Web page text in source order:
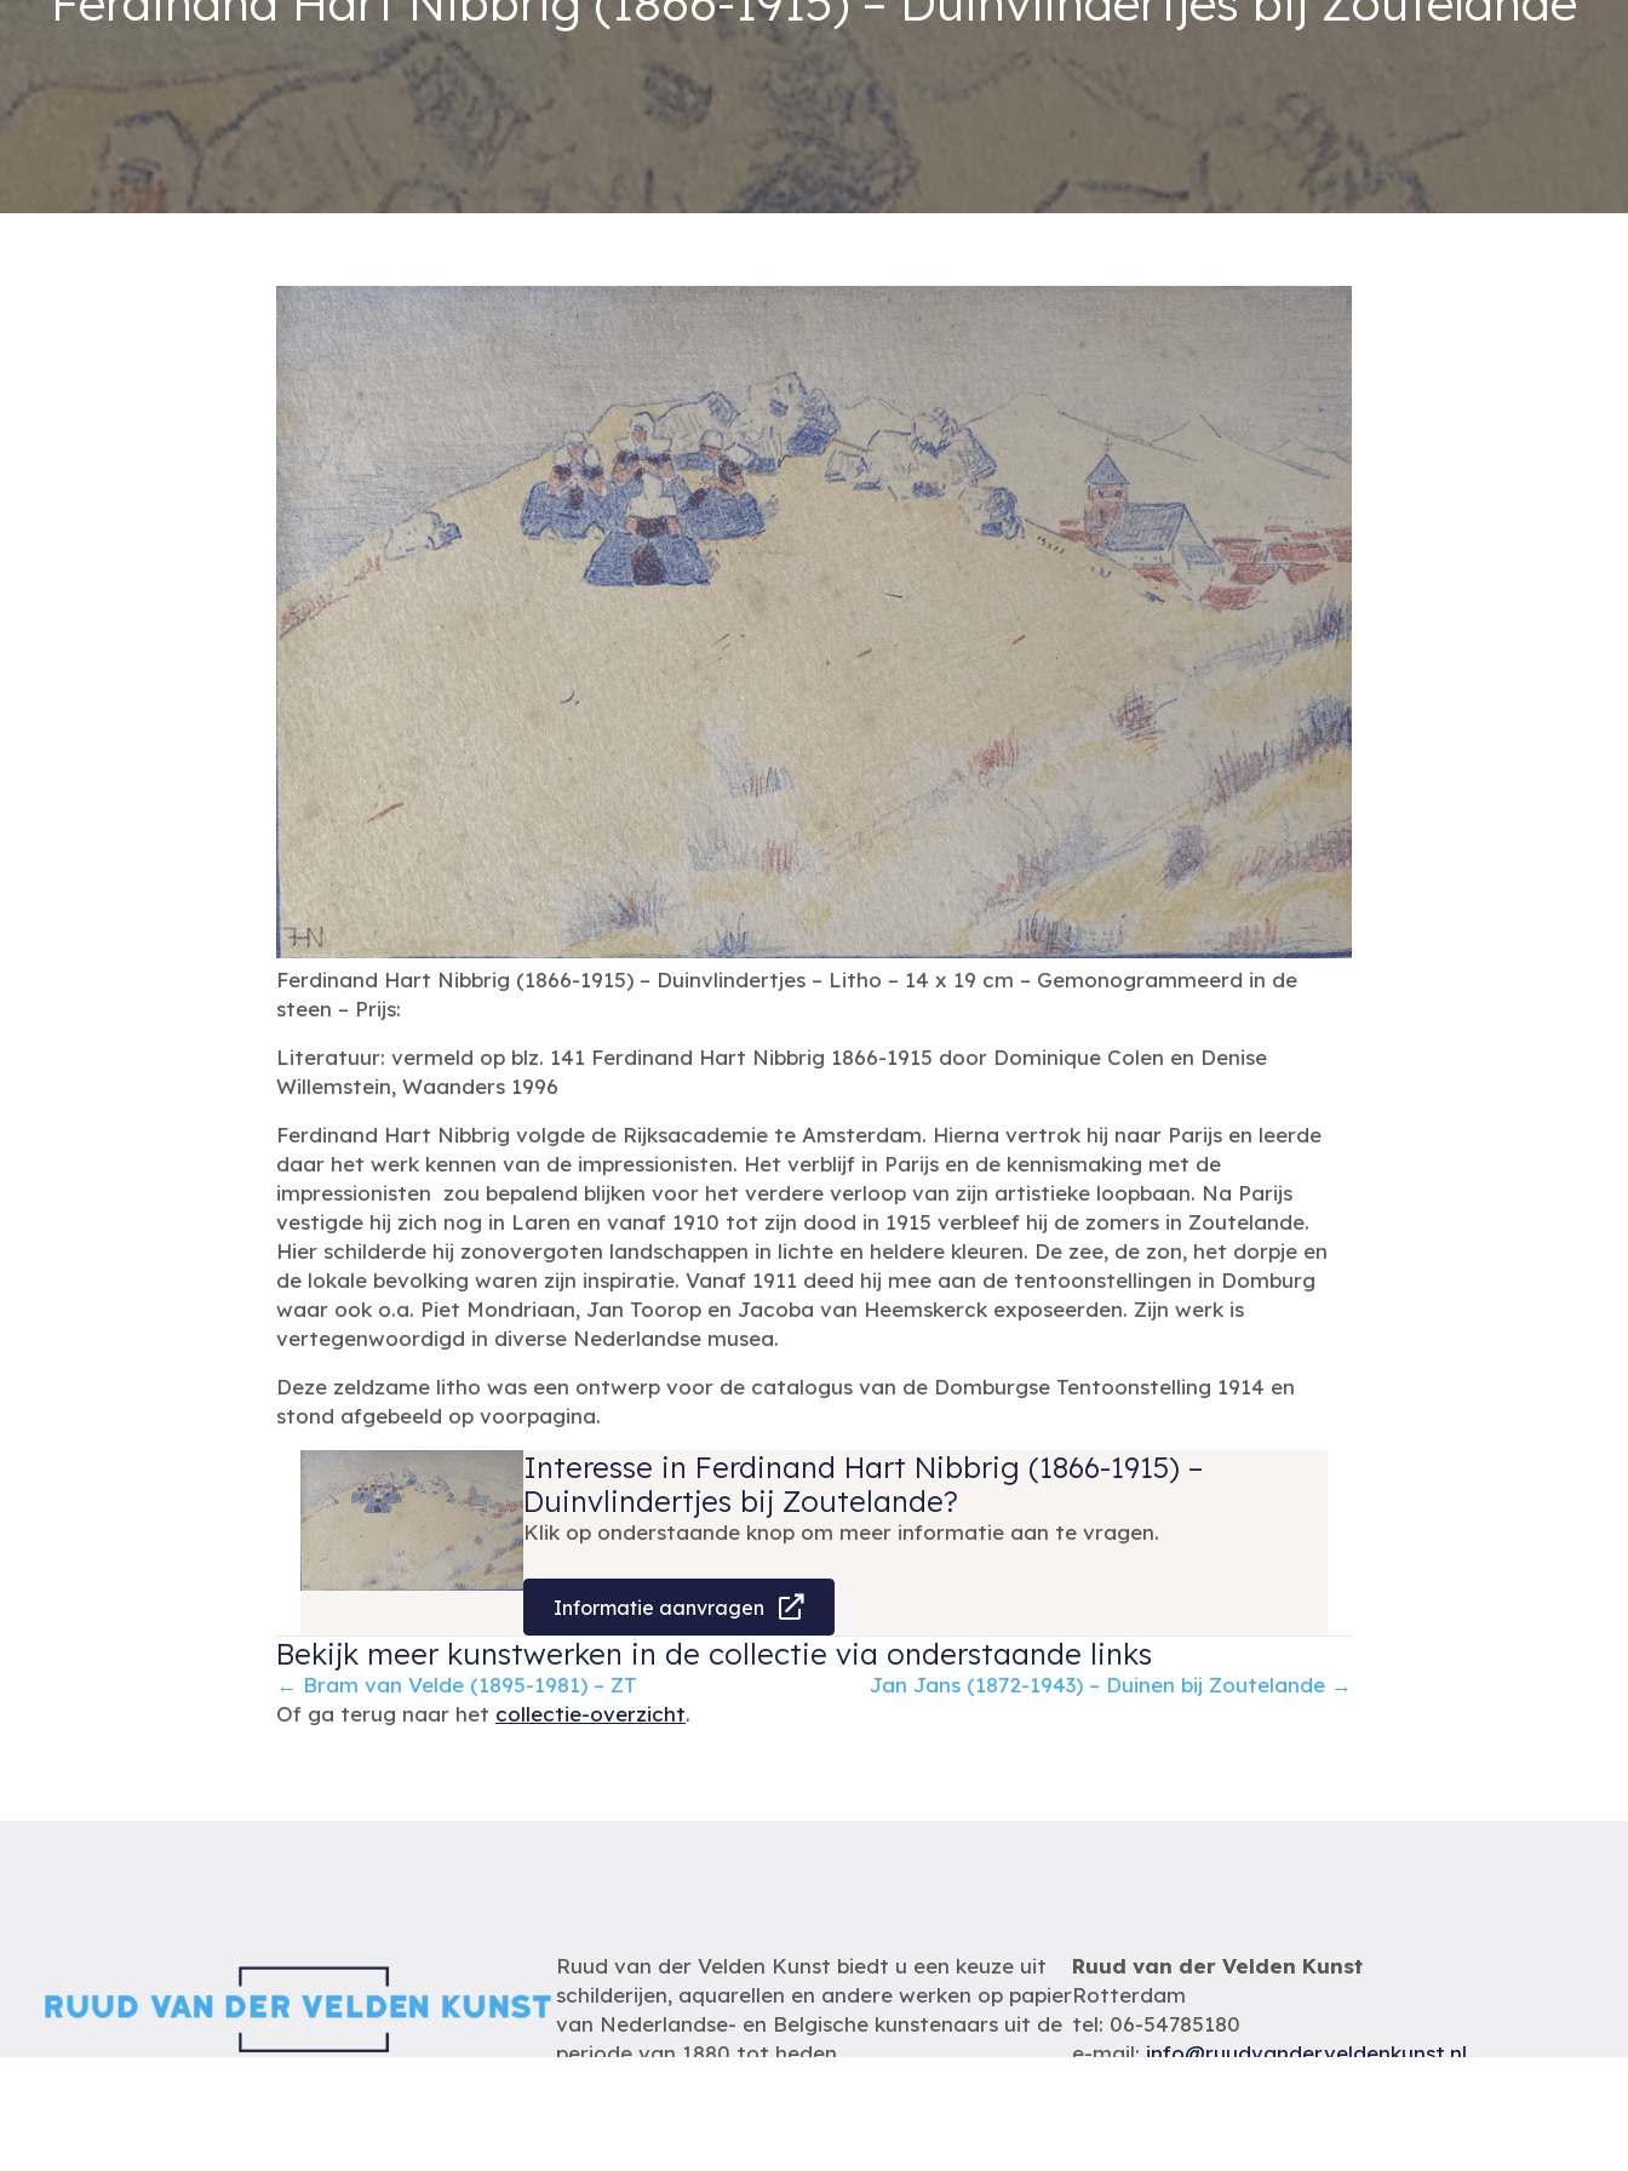
Ferdinand Hart Nibbrig (1866-1915) – Duinvlindertjes – Litho – 14 x 19 cm – Gemonogrammeerd in de
steen – Prijs:
Literatuur: vermeld op blz. 141 Ferdinand Hart Nibbrig 1866-1915 door Dominique Colen en Denise
Willemstein, Waanders 1996
Ferdinand Hart Nibbrig volgde de Rijksacademie te Amsterdam. Hierna vertrok hij naar Parijs en leerde
daar het werk kennen van de impressionisten. Het verblijf in Parijs en de kennismaking met de
impressionisten zou bepalend blijken voor het verdere verloop van zijn artistieke loopbaan. Na Parijs
vestigde hij zich nog in Laren en vanaf 1910 tot zijn dood in 1915 verbleef hij de zomers in Zoutelande.
Hier schilderde hij zonovergoten landschappen in lichte en heldere kleuren. De zee, de zon, het dorpje en
de lokale bevolking waren zijn inspiratie. Vanaf 1911 deed hij mee aan de tentoonstellingen in Domburg
waar ook o.a. Piet Mondriaan, Jan Toorop en Jacoba van Heemskerck exposeerden. Zijn werk is
vertegenwoordigd in diverse Nederlandse musea.
Deze zeldzame litho was een ontwerp voor de catalogus van de Domburgse Tentoonstelling 1914 en
stond afgebeeld op voorpagina.
Interesse in Ferdinand Hart Nibbrig (1866-1915) –
Duinvlindertjes bij Zoutelande?
Klik op onderstaande knop om meer informatie aan te vragen.
Informatie aanvragen
Bekijk meer kunstwerken in de collectie via onderstaande links
Posts
← Bram van Velde (1895-1981) – ZT
Jan Jans (1872-1943) – Duinen bij Zoutelande →
Of ga terug naar het collectie-overzicht.
Ruud van der Velden Kunst biedt u een keuze uit
schilderijen, aquarellen en andere werken op papier
van Nederlandse- en Belgische kunstenaars uit de
periode van 1880 tot heden.
Ruud van der Velden Kunst
Rotterdam
tel: 06-54785180
e-mail: info@ruudvanderveldenkunst.nl